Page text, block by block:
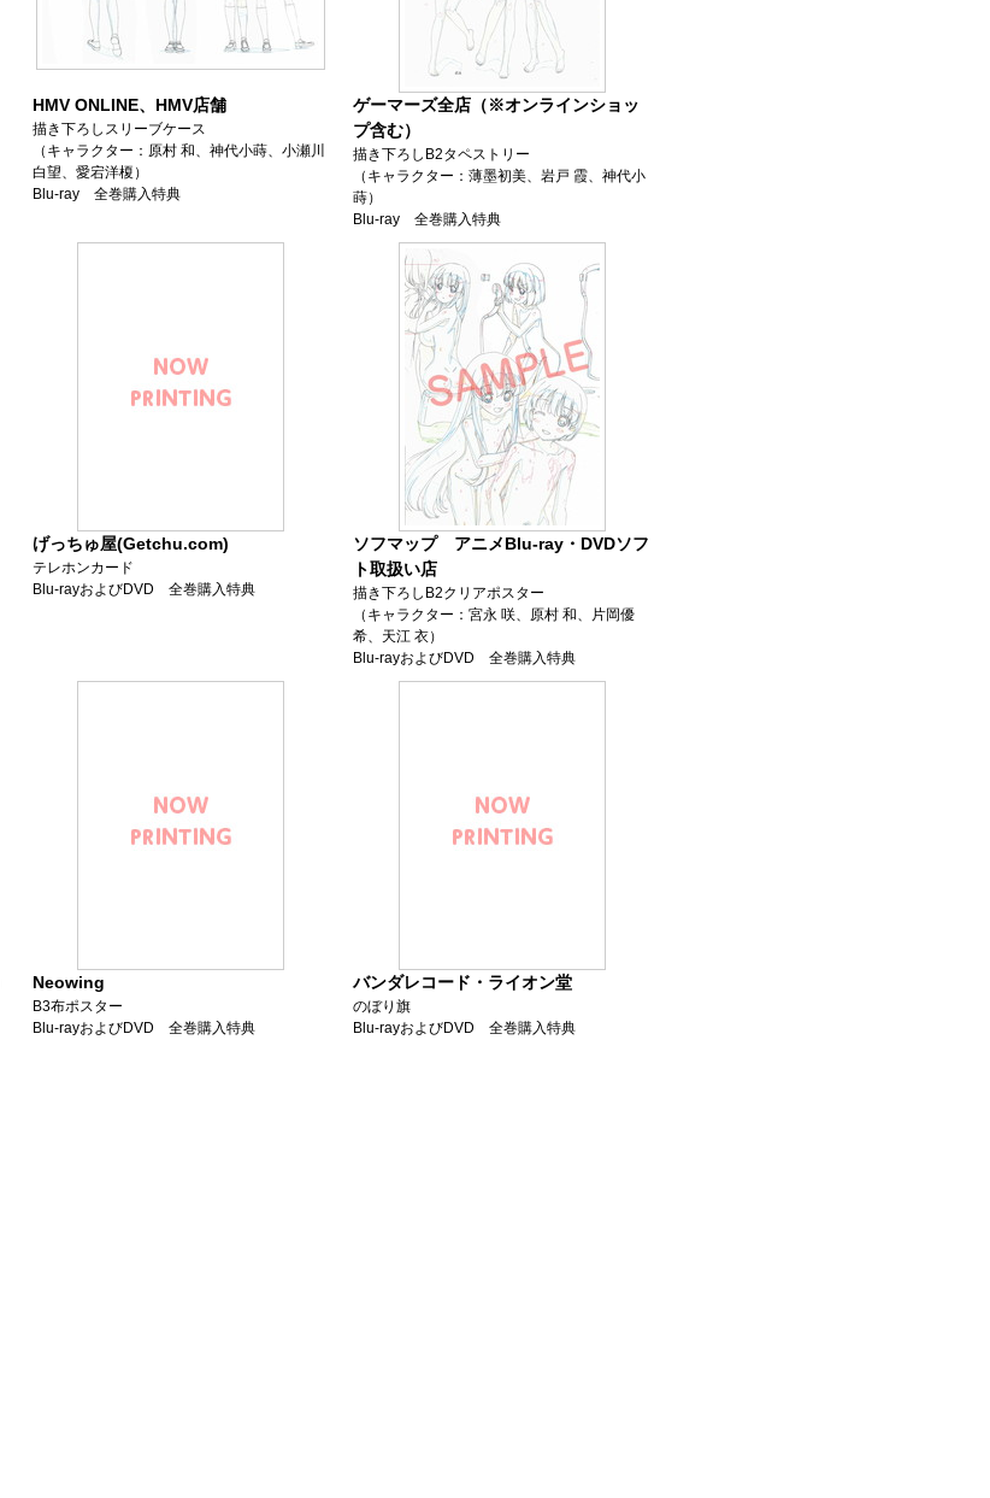
HMV ONLINE、HMV店舗
描き下ろしスリーブケース
（キャラクター：原村 和、神代小蒔、小瀬川
白望、愛宕洋榎）
Blu-ray 全巻購入特典
ゲーマーズ全店（※オンラインショッ
プ含む）
描き下ろしB2タペストリー
（キャラクター：薄墨初美、岩戸 霞、神代小
蒔）
Blu-ray 全巻購入特典
げっちゅ屋(Getchu.com)
テレホンカード
Blu-rayおよびDVD 全巻購入特典
ソフマップ アニメBlu-ray・DVDソフ
ト取扱い店
描き下ろしB2クリアポスター
（キャラクター：宮永 咲、原村 和、片岡優
希、天江 衣）
Blu-rayおよびDVD 全巻購入特典
Neowing
B3布ポスター
Blu-rayおよびDVD 全巻購入特典
バンダレコード・ライオン堂
のぼり旗
Blu-rayおよびDVD 全巻購入特典